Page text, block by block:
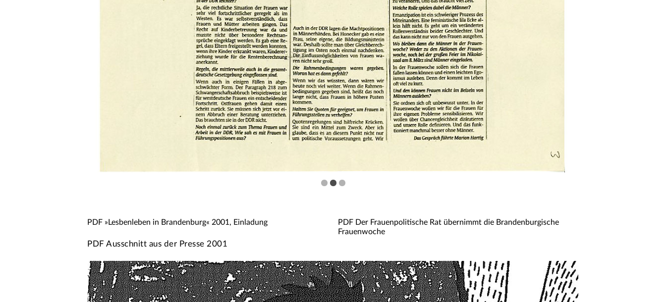
PDF »Lesbenleben in Brandenburg« 2001, Einladung
PDF Ausschnitt aus der Presse 2001
PDF Der Frauenpolitische Rat übernimmt die Brandenburgische
Frauenwoche